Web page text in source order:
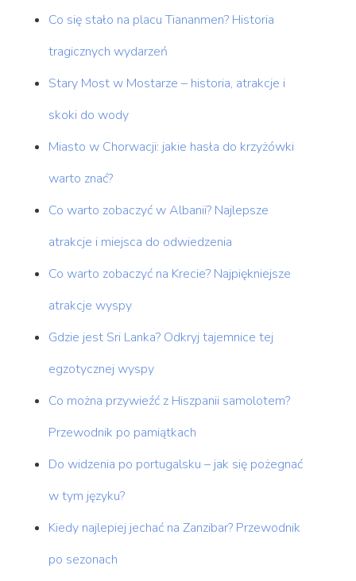
Co się stało na placu Tiananmen? Historia
tragicznych wydarzeń
Stary Most w Mostarze – historia, atrakcje i
skoki do wody
Miasto w Chorwacji: jakie hasła do krzyżówki
warto znać?
Co warto zobaczyć w Albanii? Najlepsze
atrakcje i miejsca do odwiedzenia
Co warto zobaczyć na Krecie? Najpiękniejsze
atrakcje wyspy
Gdzie jest Sri Lanka? Odkryj tajemnice tej
egzotycznej wyspy
Co można przywieźć z Hiszpanii samolotem?
Przewodnik po pamiątkach
Do widzenia po portugalsku – jak się pożegnać
w tym języku?
Kiedy najlepiej jechać na Zanzibar? Przewodnik
po sezonach